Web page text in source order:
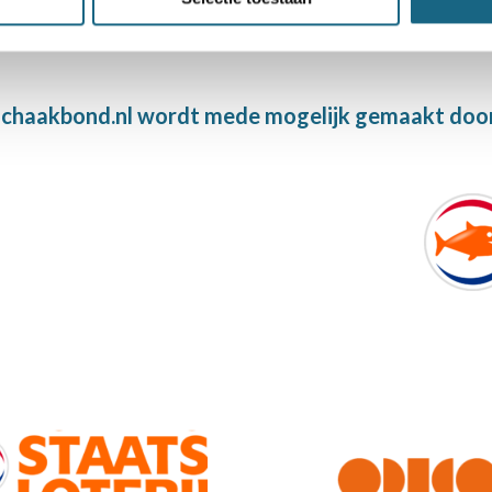
wordt mede mogelijk gemaakt